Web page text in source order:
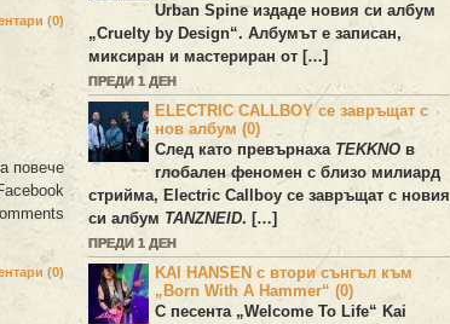
(0)
повече
(0)
Urban Spineиздаде новия си албум
„Cruelty by Design“. Албумът е записан,
миксиран и мастериран от […]
ПРЕДИ 1 ДЕН
ELECTRIC CALLBOY се завръщат с
нов албум (0)
След като превърнаха TEKKNO в
глобален феномен с близо милиард
стрийма, Electric Callboy се завръщат с новия
си албум TANZNEID. […]
ПРЕДИ 1 ДЕН
KAI HANSEN с втори сънгъл към
„Born With A Hammer“ (0)
С песента „Welcome To Life“ Kai